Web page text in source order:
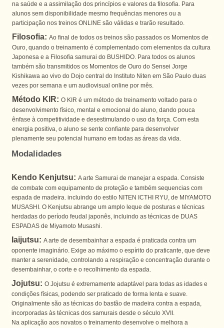
na saúde e a assimilação dos princípios e valores da filosofia. Para
alunos sem disponibilidade mesmo frequências menores ou a
participação nos treinos ONLINE são válidas e trarão resultado.
Filosofia: Ao final de todos os treinos são passados os Momentos de
Ouro, quando o treinamento é complementado com elementos da cultura
Japonesa e a Filosofia samurai do BUSHIDO. Para todos os alunos
também são transmitidos os Momentos de Ouro do Sensei Jorge
Kishikawa ao vivo do Dojo central do Instituto Niten em São Paulo duas
vezes por semana e um audiovisual online por mês.
Método KIR: O KIR é um método de treinamento voltado para o
desenvolvimento físico, mental e emocional do aluno, dando pouca
ênfase à competitividade e desestimulando o uso da força. Com esta
energia positiva, o aluno se sente confiante para desenvolver
plenamente seu potencial humano em todas as áreas da vida.
Modalidades
Kendo Kenjutsu: A arte Samurai de manejar a espada. Consiste
de combate com equipamento de proteção e também sequencias com
espada de madeira. incluindo do estilo NITEN ICTHI RYU, de MIYAMOTO
MUSASHI. O Kenjutsu abrange um amplo leque de posturas e técnicas
herdadas do período feudal japonês, incluindo as técnicas de DUAS
ESPADAS de Miyamoto Musashi.
Iaijutsu: A arte de desembainhar a espada é praticada contra um
oponente imaginário. Exige ao máximo o espírito do praticante, que deve
manter a serenidade, controlando a respiração e concentração durante o
desembainhar, o corte e o recolhimento da espada.
Jojutsu: O Jojutsu é extremamente adaptável para todas as idades e
condições físicas, podendo ser praticado de forma lenta e suave.
Originalmente são as técnicas do bastão de madeira contra a espada,
incorporadas às técnicas dos samurais desde o século XVII.
Na aplicação aos novatos o treinamento desenvolve o melhora a